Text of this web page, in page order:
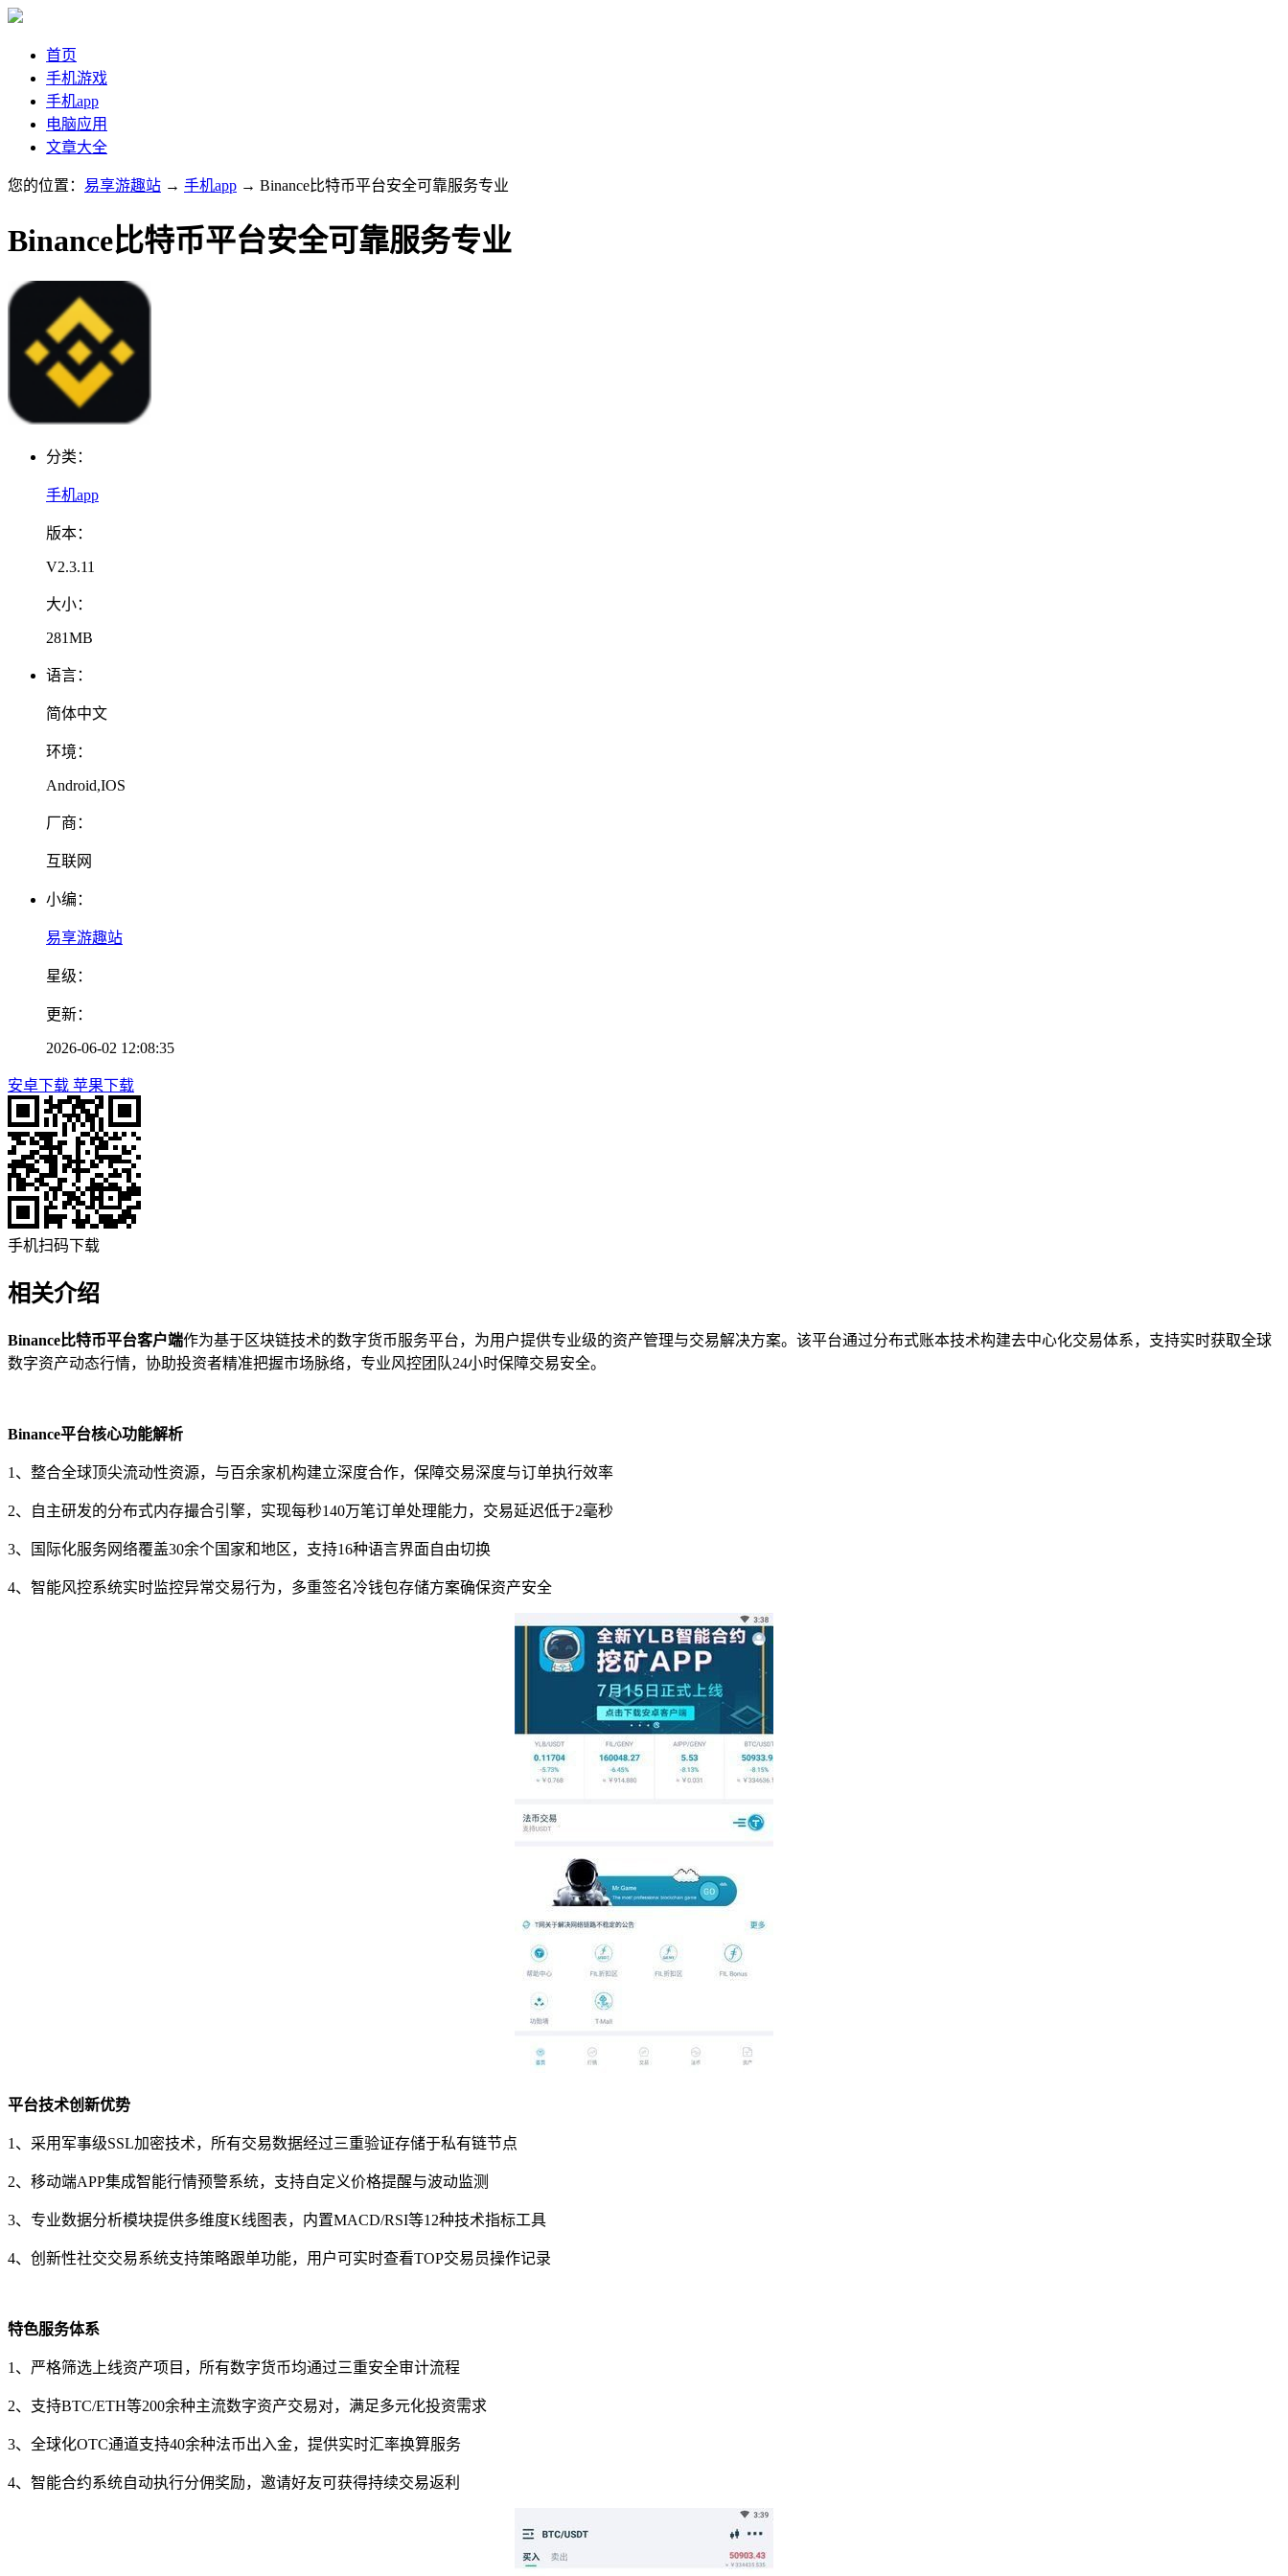
首页
手机游戏
手机app
电脑应用
文章大全
您的位置： 易享游趣站 → 手机app → Binance比特币平台安全可靠服务专业
Binance比特币平台安全可靠服务专业
分类：
手机app
版本：
V2.3.11
大小：
281MB
语言：
简体中文
环境：
Android,IOS
厂商：
互联网
小编：
易享游趣站
星级：
更新：
2026-06-02 12:08:35
安卓下载 苹果下载
手机扫码下载
相关介绍
Binance比特币平台客户端作为基于区块链技术的数字货币服务平台，为用户提供专业级的资产管理与交易解决方案。该平台通过分布式账本技术构建去中心化交易体系，支持实时获取全球
数字资产动态行情，协助投资者精准把握市场脉络，专业风控团队24小时保障交易安全。
Binance平台核心功能解析
1、整合全球顶尖流动性资源，与百余家机构建立深度合作，保障交易深度与订单执行效率
2、自主研发的分布式内存撮合引擎，实现每秒140万笔订单处理能力，交易延迟低于2毫秒
3、国际化服务网络覆盖30余个国家和地区，支持16种语言界面自由切换
4、智能风控系统实时监控异常交易行为，多重签名冷钱包存储方案确保资产安全
平台技术创新优势
1、采用军事级SSL加密技术，所有交易数据经过三重验证存储于私有链节点
2、移动端APP集成智能行情预警系统，支持自定义价格提醒与波动监测
3、专业数据分析模块提供多维度K线图表，内置MACD/RSI等12种技术指标工具
4、创新性社交交易系统支持策略跟单功能，用户可实时查看TOP交易员操作记录
特色服务体系
1、严格筛选上线资产项目，所有数字货币均通过三重安全审计流程
2、支持BTC/ETH等200余种主流数字资产交易对，满足多元化投资需求
3、全球化OTC通道支持40余种法币出入金，提供实时汇率换算服务
4、智能合约系统自动执行分佣奖励，邀请好友可获得持续交易返利